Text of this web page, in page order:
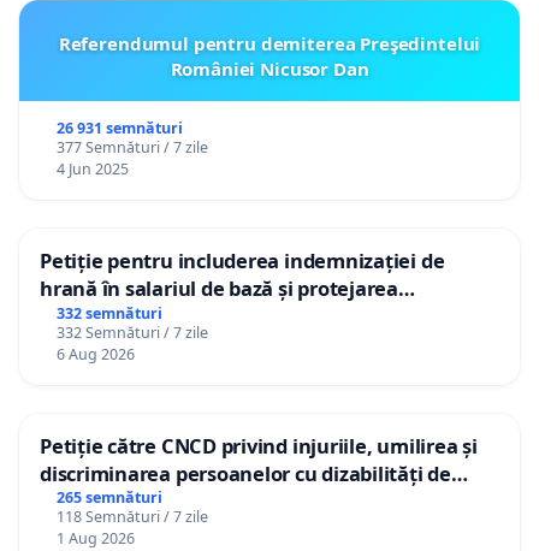
Referendumul pentru demiterea Preşedintelui
României Nicusor Dan
26 931 semnături
377 Semnături / 7 zile
4 Jun 2025
Petiție pentru includerea indemnizației de
hrană în salariul de bază și protejarea
gradațiilor de vechime pentru asistenții
personali
332 semnături
332 Semnături / 7 zile
6 Aug 2026
Petiție către CNCD privind injuriile, umilirea și
discriminarea persoanelor cu dizabilități de
către utilizatorul TikTok „Gorici”
265 semnături
118 Semnături / 7 zile
1 Aug 2026